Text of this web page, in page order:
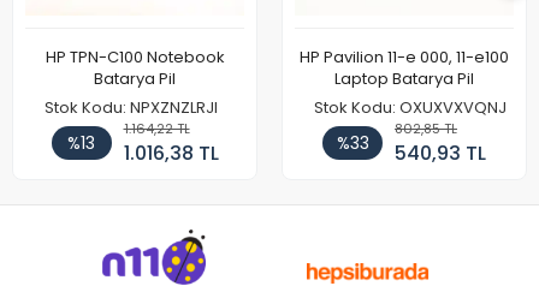
HP TPN-C100 Notebook
Batarya Pil
Stok Kodu: NPXZNZLRJI
%13
1.164,22 TL
1.016,38 TL
HP Pavilion 11-e 000, 11-e100
Laptop Batarya Pil
Stok Kodu: OXUXVXVQNJ
%33
802,85 TL
540,93 TL